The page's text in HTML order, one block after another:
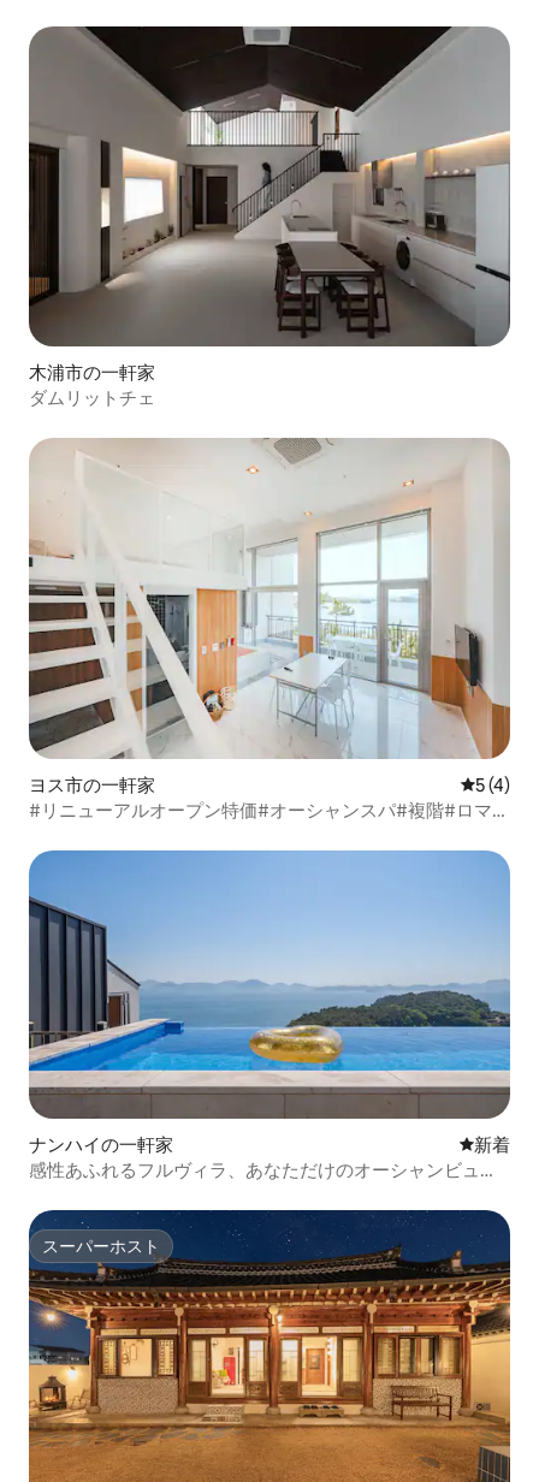
木浦市の一軒家
ダムリットチェ
ヨス市の一軒家 レビュー
5 (4)
#リニューアルオープン特価#オーシャンスパ#複階#ロマン
ナンハイの一軒家 新しい宿
新着
感性あふれるフルヴィラ、あなただけのオーシャンビュ
食付き）
スーパーホスト
スーパーホスト